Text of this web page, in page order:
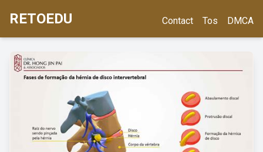
RETOEDU Contact Tos DMCA